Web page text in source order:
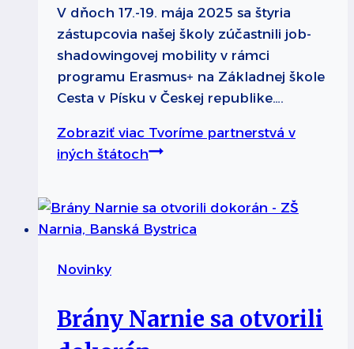
V dňoch 17.-19. mája 2025 sa štyria
zástupcovia našej školy zúčastnili job-
shadowingovej mobility v rámci
programu Erasmus+ na Základnej škole
Cesta v Písku v Českej republike….
Zobraziť viac Tvoríme partnerstvá v
iných štátoch
Novinky
Brány Narnie sa otvorili